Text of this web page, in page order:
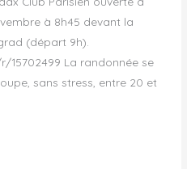
à 8h45 devant la
(départ 9h).
15702499 La randonnée se
sans stress, entre 20 et